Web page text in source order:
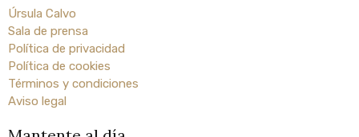
Úrsula Calvo
Sala de prensa
Política de privacidad
Política de cookies
Términos y condiciones
Aviso legal